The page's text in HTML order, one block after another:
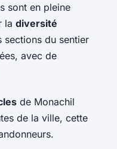
sont en pleine
la diversité
sections du sentier
avec de
de Monachil
de la ville, cette